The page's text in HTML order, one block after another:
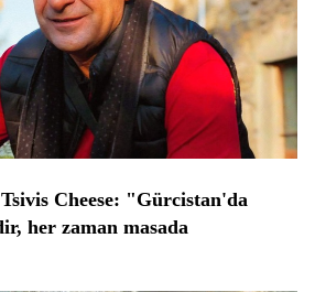
Cheese: "Gürcistan'da
her zaman masada